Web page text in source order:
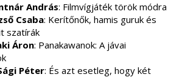
András: Filmvígjáték török módra
Csaba: Kerítőnők, hamis guruk és
szatírák
Áron: Panakawanok: A jávai
Péter: És azt esetleg, hogy két